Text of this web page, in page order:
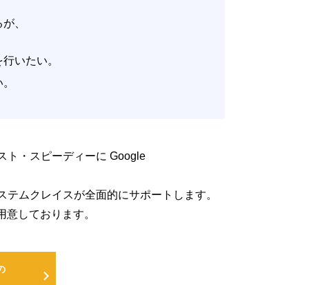
、
いたい。
ト・スピーディーに Google
ムクレイスが全面的にサポートします。
しております。